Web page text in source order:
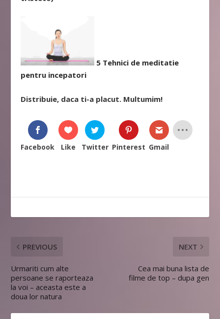
5 Tehnici de meditatie
pentru incepatori
Distribuie, daca ti-a placut. Multumim!
Facebook Like Twitter Pinterest Gmail
PREVIOUS
Urmariti cum alte
persoane se raporteaza
la voi – aceasta este a
doua lor natura
NEXT
Cea mai buna lista de
filme de top – dupa gen